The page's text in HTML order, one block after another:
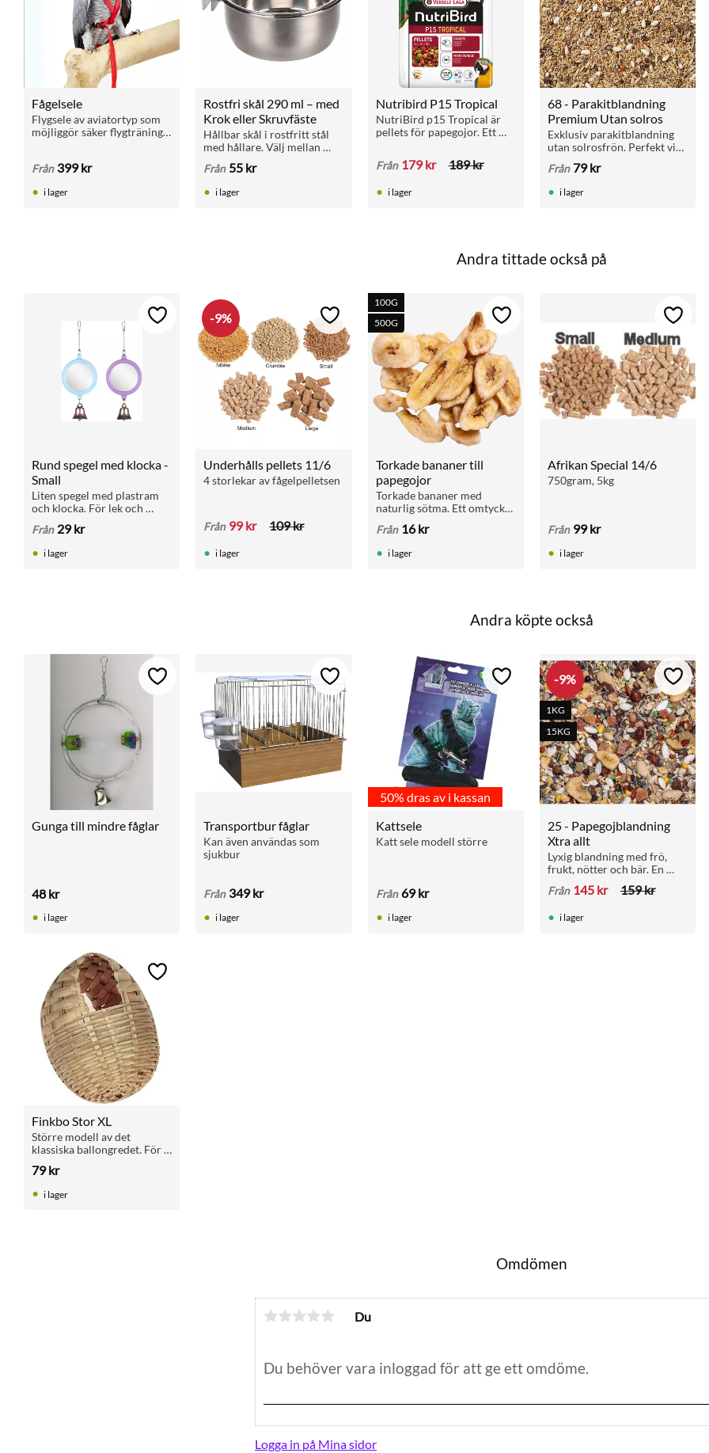
Fågelsele
Flygsele av aviatortyp som
möjliggör säker flygträning
självförtroende hos
Från 399kr
i lager
Rostfri skål 290 ml – med
Krok eller Skruvfäste
Hållbar skål i rostfritt stål
med hållare. Välj mellan
galler. Hygienisk, vattentålig
Från 55 kr
i lager
Nutribird P15 Tropical
NutriBird p15 Tropical är
pellets för papegojor. Ett
som är ett komplett
helfoder med alla
Från 179kr 189kr
i lager
68 - Parakitblandning
Premium Utan solros
Exklusiv parakitblandning
utan solrosfrön. Perfekt vid
behöver en mindre fet kost.
Från 79kr
i lager
Andra tittade också på
Rund spegel med klocka -
Small
Liten spegel med plastram
och klocka. För lek och
Finns i mintgrön och lila.
Från 29kr
Lägg till i favoriter
i lager
Underhålls pellets 11/6
4 storlekar av fågelpelletsen
Från 99kr 109kr
9% Lägg till i favoriter
i lager
Torkade bananer till
papegojor
Torkade bananer med
naturlig sötma. Ett omtyckt
och smådjur.
Från 16kr
100G
500G
Lägg till i favoriter
i lager
Afrikan Special 14/6
750gram, 5kg
Från 99kr
Lägg
i lager
Andra köpte också
Gunga till mindre fåglar
48kr
Lägg till i favoriter
i lager
Transportbur fåglar
Kan även användas som
sjukbur
Från 349kr
Lägg till i favoriter
i lager
50% dras av i kassan
Kattsele
Katt sele modell större
Från 69kr
Lägg till i favoriter
i lager
25 - Papegojblandning
Xtra allt
Lyxig blandning med frö,
frukt, nötter och bär. En
papegojor med 35 % frukt
Från 145 kr 159kr
9%
1KG
15KG
Lägg
i lager
Finkbo Stor XL
Större modell av det
klassiska ballongredet. För
smådjur.
79kr
Lägg till i favoriter
i lager
Omdömen
Du
Logga in på Mina sidor